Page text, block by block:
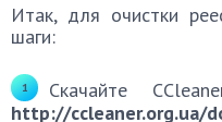
Итак, для очистки
шаги:
Скачайте
http://ccleaner.org.ua/